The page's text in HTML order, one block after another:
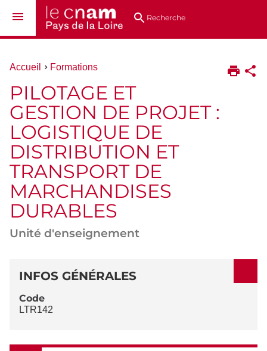
au
directsRecherche
Vous
ici :
Accueil Formations
PILOTAGE ET
GESTION DE PROJET :
LOGISTIQUE DE
DISTRIBUTION ET
TRANSPORT DE
MARCHANDISES
DURABLES
Unité d'enseignement
DÉTAILS
INFOS GÉNÉRALES
Code
LTR142